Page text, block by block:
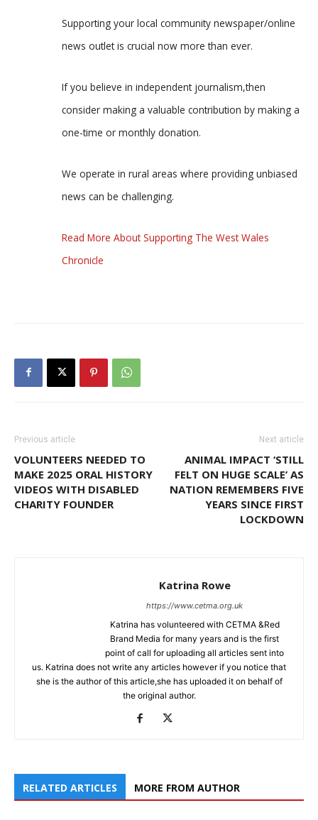
Supporting your local community newspaper/online
news outlet is crucial now more than ever.
If you believe in independent journalism,then
consider making a valuable contribution by making a
one-time or monthly donation.
We operate in rural areas where providing unbiased
news can be challenging.
Read More About Supporting The West Wales
Chronicle
Previous article
VOLUNTEERS NEEDED TO
MAKE 2025 ORAL HISTORY
VIDEOS WITH DISABLED
CHARITY FOUNDER
Next article
ANIMAL IMPACT ‘STILL
FELT ON HUGE SCALE’ AS
NATION REMEMBERS FIVE
YEARS SINCE FIRST
LOCKDOWN
Katrina Rowe
https://www.cetma.org.uk
Katrina has volunteered with CETMA &Red
Brand Media for many years and is the first
point of call for uploading all articles sent into
us. Katrina does not write any articles however if you notice that
she is the author of this article,she has uploaded it on behalf of
the original author.
RELATED ARTICLES MORE FROM AUTHOR